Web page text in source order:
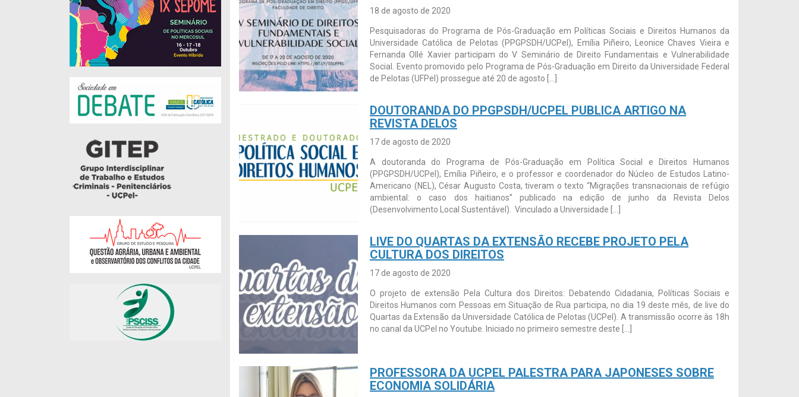
18 de agosto de 2020
Pesquisadoras do Programa de Pós-Graduação em Políticas Sociais e Direitos Humanos da
Universidade Católica de Pelotas (PPGPSDH/UCPel), Emília Piñeiro, Leonice Chaves Vieira e
Fernanda Ollé Xavier participam do V Seminário de Direito Fundamentais e Vulnerabilidade
Social. Evento promovido pelo Programa de Pós-Graduação em Direito da Universidade Federal
de Pelotas (UFPel) prossegue até 20 de agosto […]
DOUTORANDA DO PPGPSDH/UCPEL PUBLICA ARTIGO NA
REVISTA DELOS
17 de agosto de 2020
A doutoranda do Programa de Pós-Graduação em Política Social e Direitos Humanos
(PPGPSDH/UCPel), Emília Piñeiro, e o professor e coordenador do Núcleo de Estudos Latino-
Americano (NEL), César Augusto Costa, tiveram o texto “Migrações transnacionais de refúgio
ambiental: o caso dos haitianos” publicado na edição de junho da Revista Delos
(Desenvolvimento Local Sustentável). Vinculado a Universidade […]
LIVE DO QUARTAS DA EXTENSÃO RECEBE PROJETO PELA
CULTURA DOS DIREITOS
17 de agosto de 2020
O projeto de extensão Pela Cultura dos Direitos: Debatendo Cidadania, Políticas Sociais e
Direitos Humanos com Pessoas em Situação de Rua participa, no dia 19 deste mês, de live do
Quartas da Extensão da Universidade Católica de Pelotas (UCPel). A transmissão ocorre às 18h
no canal da UCPel no Youtube. Iniciado no primeiro semestre deste […]
PROFESSORA DA UCPEL PALESTRA PARA JAPONESES SOBRE
ECONOMIA SOLIDÁRIA